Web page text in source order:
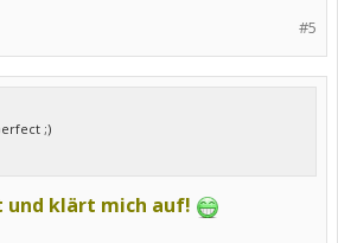
#5
;)
klärt mich auf!